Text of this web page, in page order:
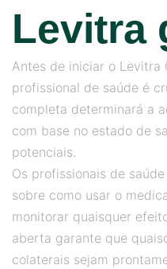
Levitra
Antes de iniciar o Levitra
profissional de saúde é
completa determinará a
com base no estado de
potenciais.
Os profissionais de
sobre como usar o
monitorar quaisquer
aberta garante que
colaterais sejam